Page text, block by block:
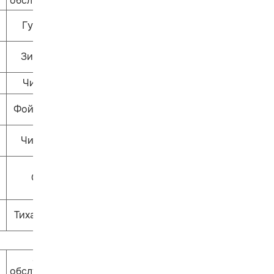
Гулливер
Зиль-зёль
Читай-ка
Фойе 1 этажа
ЧитариУм
Ошпи
Тихая сказка
Залы
обслуживания